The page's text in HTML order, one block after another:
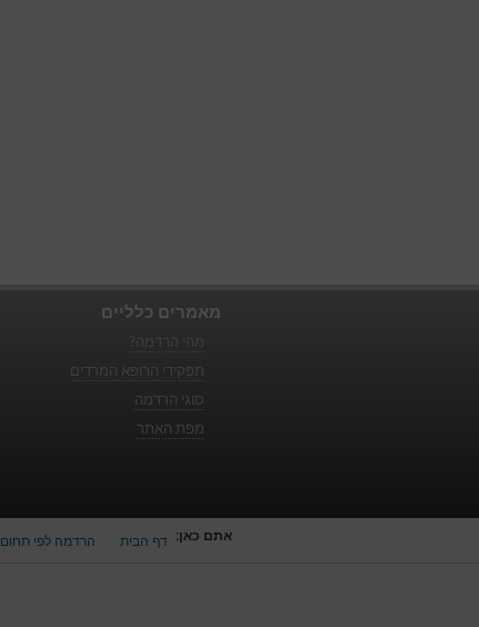
מאמרים כלליים
תפקידי הרופא המרדים
סוגי הרדמה
מפת האתר
אתם כאן: דף הבית הרדמה לפי תחום